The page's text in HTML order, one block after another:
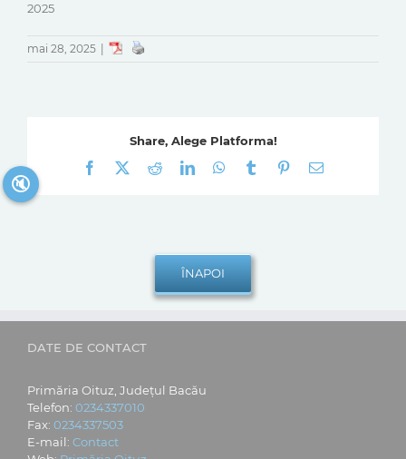
2025
mai 28, 2025
Share, Alege Platforma!
Facebook
RedditLinkedInWhatsApp
Tumblr Pinterest
E-
DATE DE CONTACT
Primăria Oituz, Județul Bacău
Telefon: 0234337010
Fax: 0234337503
E-mail: Contact
🔇